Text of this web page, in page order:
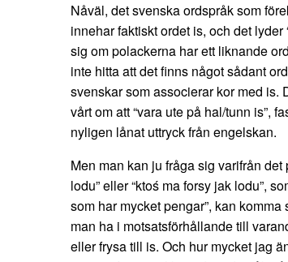
Nåväl, det svenska ordspråk som
innehar faktiskt ordet is, och det
sig om polackerna har ett liknande
inte hitta att det finns något sådant
svenskar som associerar kor med is.
vårt om att “vara ute på hal/tunn is”,
nyligen lånat uttryck från engelskan.
Men man kan ju fråga sig varifrån
lodu” eller “ktoś ma forsy jak lodu”,
som har mycket pengar”, kan komma
man ha i motsatsförhållande till
eller frysa till is. Och hur mycket jag